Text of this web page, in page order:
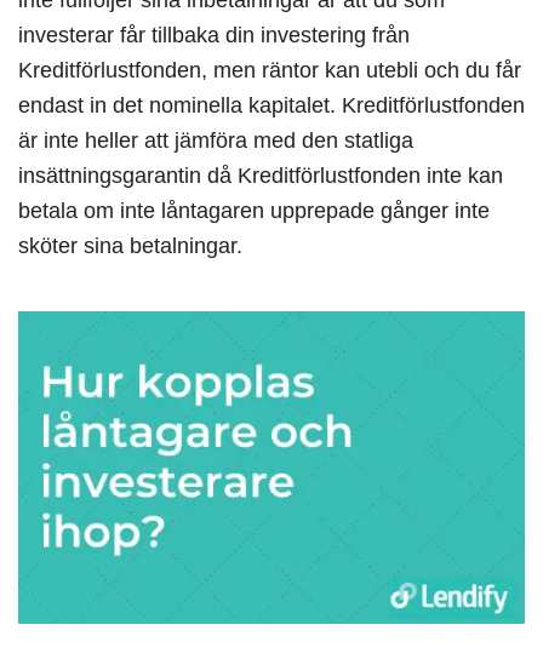
investerar får tillbaka din investering från
Kreditförlustfonden, men räntor kan utebli och du får
endast in det nominella kapitalet. Kreditförlustfonden
är inte heller att jämföra med den statliga
insättningsgarantin då Kreditförlustfonden inte kan
betala om inte låntagaren upprepade gånger inte
sköter sina betalningar.